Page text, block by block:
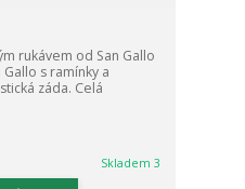
rukávem od San Gallo
s ramínky a
záda. Celá
Skladem 3